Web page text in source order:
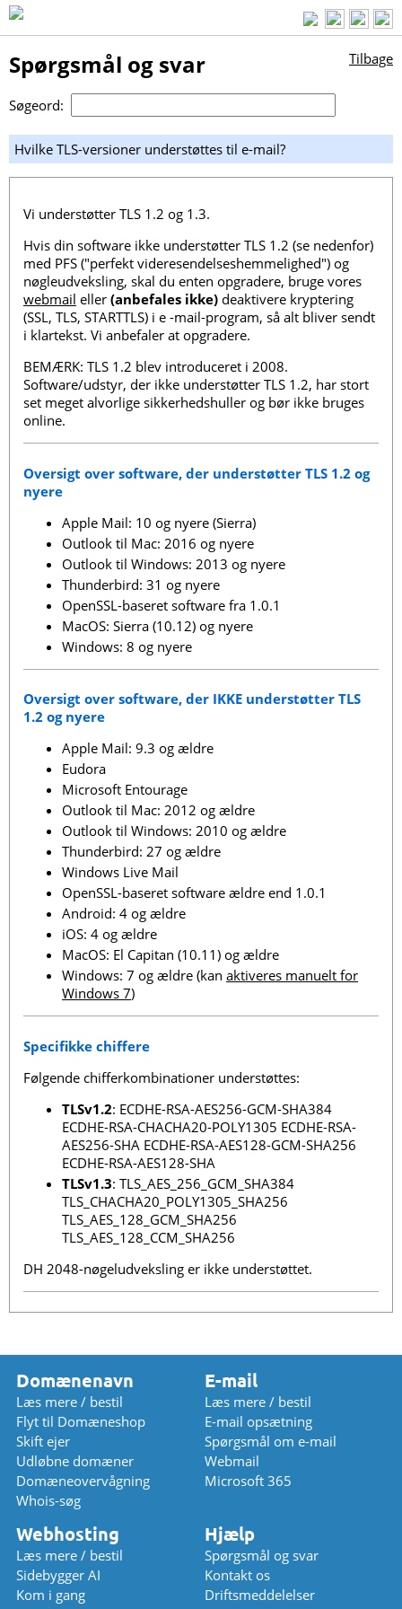
Spørgsmål og svar Tilbage
Søgeord:
Hvilke TLS-versioner understøttes til e-mail?
Vi understøtter TLS 1.2 og 1.3.
Hvis din software ikke understøtter TLS 1.2 (se nedenfor)
med PFS ("perfekt videresendelseshemmelighed") og
nøgleudveksling, skal du enten opgradere, bruge vores
webmail eller (anbefales ikke) deaktivere kryptering
(SSL, TLS, STARTTLS) i e -mail-program, så alt bliver sendt
i klartekst. Vi anbefaler at opgradere.
BEMÆRK: TLS 1.2 blev introduceret i 2008.
Software/udstyr, der ikke understøtter TLS 1.2, har stort
set meget alvorlige sikkerhedshuller og bør ikke bruges
online.
Oversigt over software, der understøtter TLS 1.2 og
nyere
Apple Mail: 10 og nyere (Sierra)
Outlook til Mac: 2016 og nyere
Outlook til Windows: 2013 og nyere
Thunderbird: 31 og nyere
OpenSSL-baseret software fra 1.0.1
MacOS: Sierra (10.12) og nyere
Windows: 8 og nyere
Oversigt over software, der IKKE understøtter TLS
1.2 og nyere
Apple Mail: 9.3 og ældre
Eudora
Microsoft Entourage
Outlook til Mac: 2012 og ældre
Outlook til Windows: 2010 og ældre
Thunderbird: 27 og ældre
Windows Live Mail
OpenSSL-baseret software ældre end 1.0.1
Android: 4 og ældre
iOS: 4 og ældre
MacOS: El Capitan (10.11) og ældre
Windows: 7 og ældre (kan aktiveres manuelt for
Windows 7)
Specifikke chiffere
Følgende chifferkombinationer understøttes:
TLSv1.2: ECDHE-RSA-AES256-GCM-SHA384
ECDHE-RSA-CHACHA20-POLY1305 ECDHE-RSA-
AES256-SHA ECDHE-RSA-AES128-GCM-SHA256
ECDHE-RSA-AES128-SHA
TLSv1.3: TLS_AES_256_GCM_SHA384
TLS_CHACHA20_POLY1305_SHA256
TLS_AES_128_GCM_SHA256
TLS_AES_128_CCM_SHA256
DH 2048-nøgeludveksling er ikke understøttet.
Domænenavn
Læs mere / bestil
Flyt til Domæneshop
Skift ejer
Udløbne domæner
Domæneovervågning
Whois-søg
E-mail
Læs mere / bestil
E-mail opsætning
Spørgsmål om e-mail
Webmail
Microsoft 365
Webhosting
Læs mere / bestil
Sidebygger AI
Kom i gang
Hjælp
Spørgsmål og svar
Kontakt os
Driftsmeddelelser